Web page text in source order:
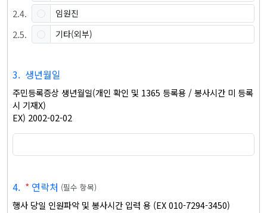
2.4. 임원진
2.5. 기타(외부)
3. 생년월일
주민등록증상 생년월일(개인 확인 및 1365 등록용 / 봉사시간 미 등록
시 기재X)
EX) 2002-02-02
4. * 연락처 (필수 항목)
행사 당일 인원파악 및 봉사시간 입력 용 (EX 010-7294-3450)